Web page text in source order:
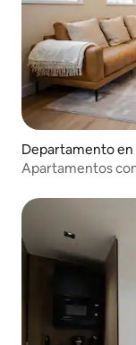
Departamento
Apartamentos